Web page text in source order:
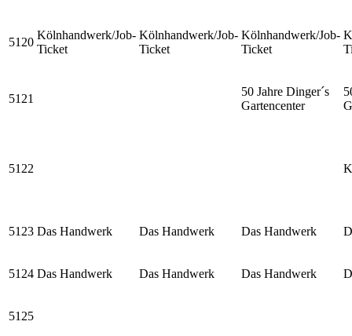
5120
Kölnhandwerk/Job-
Ticket
Kölnhandwerk/Job-
Ticket
Kölnhandwerk/Job-
Ticket
5121
50 Jahre Dinger´s
Gartencenter
5122
5123 Das Handwerk Das Handwerk Das Handwerk
5124 Das Handwerk Das Handwerk Das Handwerk
5125